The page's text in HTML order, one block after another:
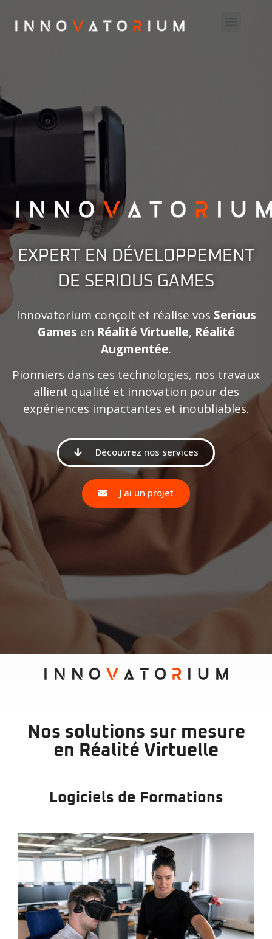
EXPERT EN DÉVELOPPEMENT
DE SERIOUS GAMES
Innovatorium conçoit et réalise vos Serious
Games en Réalité Virtuelle, Réalité
Augmentée.
Pionniers dans ces technologies, nos travaux
allient qualité et innovation pour des
expériences impactantes et inoubliables.
Découvrez nos services
J'ai un projet
Nos solutions sur mesure
en Réalité Virtuelle
Logiciels de Formations